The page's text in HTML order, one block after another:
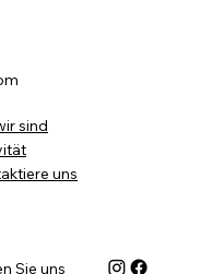
sind
uns
Sie uns